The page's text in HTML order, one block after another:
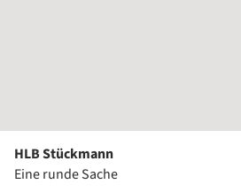
HLB Stückmann
Eine runde Sache